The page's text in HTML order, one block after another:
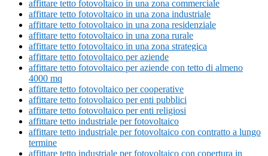
affittare tetto fotovoltaico in una zona commerciale
affittare tetto fotovoltaico in una zona industriale
affittare tetto fotovoltaico in una zona residenziale
affittare tetto fotovoltaico in una zona rurale
affittare tetto fotovoltaico in una zona strategica
affittare tetto fotovoltaico per aziende
affittare tetto fotovoltaico per aziende con tetto di almeno
4000 mq
affittare tetto fotovoltaico per cooperative
affittare tetto fotovoltaico per enti pubblici
affittare tetto fotovoltaico per enti religiosi
affittare tetto industriale per fotovoltaico
affittare tetto industriale per fotovoltaico con contratto a lungo
termine
affittare tetto industriale per fotovoltaico con copertura in